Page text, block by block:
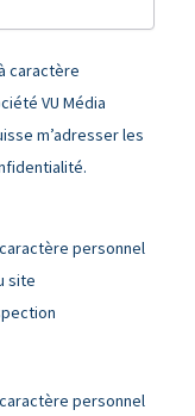
caractère
VU Média
m’adresser les
personnel
site
personnel